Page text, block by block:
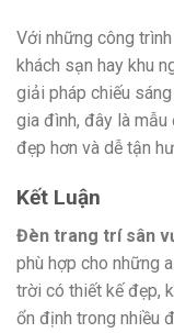
Với những công
khách sạn hay khu
giải pháp chiếu
gia đình, đây là mẫu
đẹp hơn và dễ tận
Kết Luận
Đèn trang trí sân
phù hợp cho những
trời có thiết kế đẹp,
ổn định trong nhiều